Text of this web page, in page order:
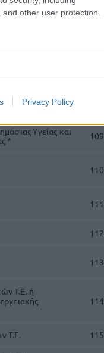
other user protection.
Privacy Policy
ή
ή Τοπικής
και Ελεγκτικής
Επιχειρήσεων-
*
Υγείας και
*
109
110
111
112
113
Τ.Ε. ή
114
Τ.Ε. 115